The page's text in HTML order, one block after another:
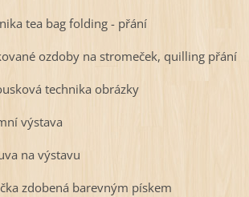
tea bag folding - přání
ozdoby na stromeček, quilling přání
technika obrázky
výstava
na výstavu
zdobená barevným pískem